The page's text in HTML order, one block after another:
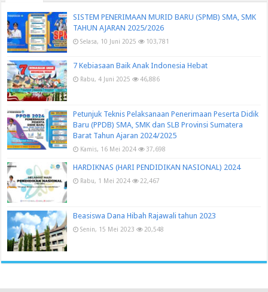
SISTEM PENERIMAAN MURID BARU (SPMB) SMA, SMK
TAHUN AJARAN 2025/2026
Selasa, 10 Juni 2025 103,781
7 Kebiasaan Baik Anak Indonesia Hebat
Rabu, 4 Juni 2025 46,886
Petunjuk Teknis Pelaksanaan Penerimaan Peserta Didik
Baru (PPDB) SMA, SMK dan SLB Provinsi Sumatera
Barat Tahun Ajaran 2024/2025
Kamis, 16 Mei 2024 37,698
HARDIKNAS (HARI PENDIDIKAN NASIONAL) 2024
Rabu, 1 Mei 2024 22,467
Beasiswa Dana Hibah Rajawali tahun 2023
Senin, 15 Mei 2023 20,548